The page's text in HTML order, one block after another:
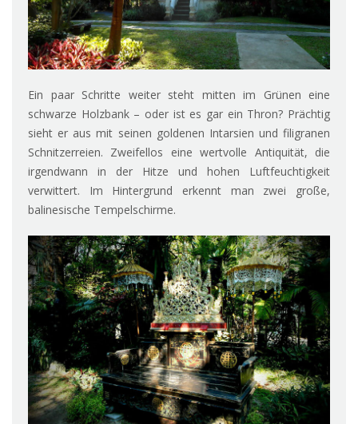
Ein paar Schritte weiter steht mitten im Grünen eine
schwarze Holzbank – oder ist es gar ein Thron? Prächtig
sieht er aus mit seinen goldenen Intarsien und filigranen
Schnitzerreien. Zweifellos eine wertvolle Antiquität, die
irgendwann in der Hitze und hohen Luftfeuchtigkeit
verwittert. Im Hintergrund erkennt man zwei große,
balinesische Tempelschirme.